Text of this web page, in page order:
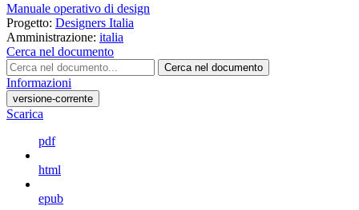
Manuale operativo di design
Progetto: Designers Italia
Amministrazione: italia
Cerca nel documento
Cerca nel documento
Informazioni
versione-corrente
Scarica
pdf
html
epub